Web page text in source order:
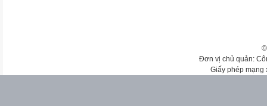
Đơn vị chủ quản:
Giấy phép mạng